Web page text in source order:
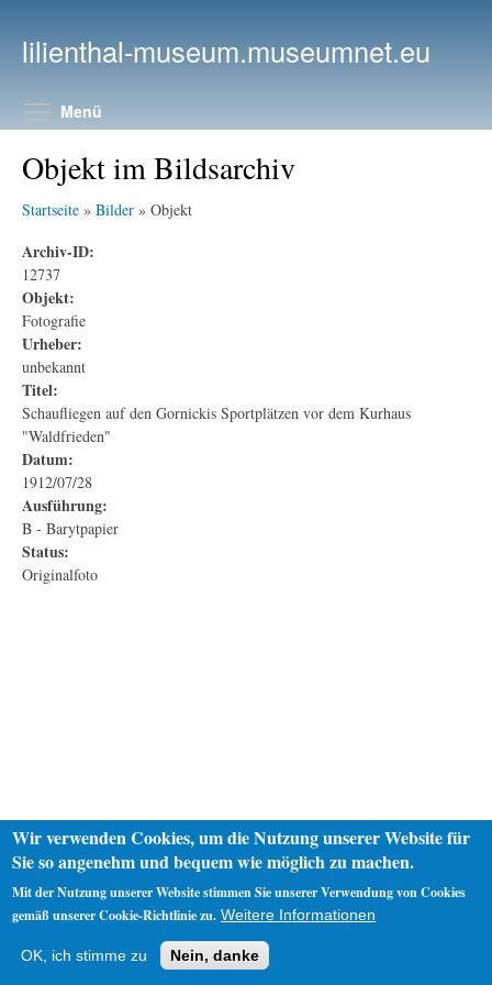
lilienthal-museum.museumnet.eu
Menü
Objekt im Bildsarchiv
Startseite » Bilder » Objekt
Archiv-ID:
12737
Objekt:
Fotografie
Urheber:
unbekannt
Titel:
Schaufliegen auf den Gornickis Sportplätzen vor dem Kurhaus
"Waldfrieden"
Datum:
1912/07/28
Ausführung:
B - Barytpapier
Status:
Originalfoto
Impressum
Wir verwenden Cookies, um die Nutzung unserer Website für
Sie so angenehm und bequem wie möglich zu machen.
Mit der Nutzung unserer Website stimmen Sie unserer Verwendung von Cookies
gemäß unserer Cookie-Richtlinie zu. Weitere Informationen
OK, ich stimme zu Nein, danke